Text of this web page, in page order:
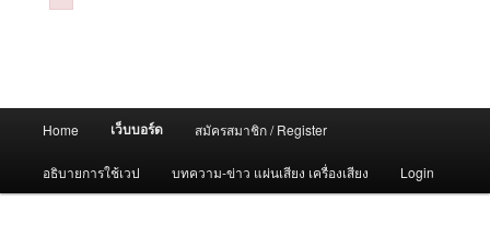
Home เว็บบอร์ด สมัครสมาชิก / Register
อธิบายการใช้เวป บทความ-ข่าว แผ่นเสียง เครื่องเสียง Login
Failed to initialize plugin: wplink